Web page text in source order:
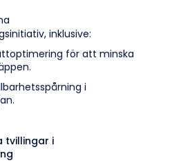
inklusive:
för att minska
i
tvillingar i